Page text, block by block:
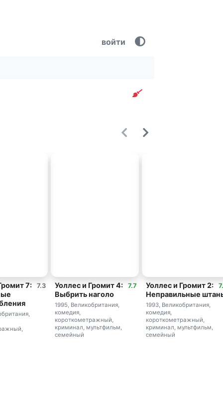
войти
7.3
7:
7.7
Уоллес и Громит 4:
Выбрить наголо
1995, Великобритания,
комедия,
короткометражный,
криминал, мультфильм,
семейный
Уоллес и Громит 2:
Неправильные
1993, Великобритания,
комедия,
короткометражный,
криминал, мультфильм,
семейный